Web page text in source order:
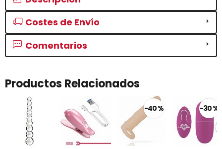
Costes de Envío
Comentarios
Productos Relacionados
-40 % -30 %